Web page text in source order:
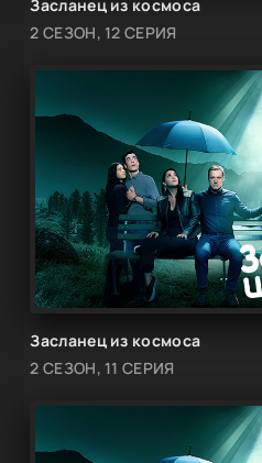
Засланец из космоса
2 СЕЗОН, 12 СЕРИЯ
Засланец из космоса
2 СЕЗОН, 11 СЕРИЯ